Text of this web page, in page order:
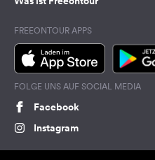
FREEONTOUR APPS
FOLGE UNS AUF SOCIAL MEDIA
Facebook
Instagram